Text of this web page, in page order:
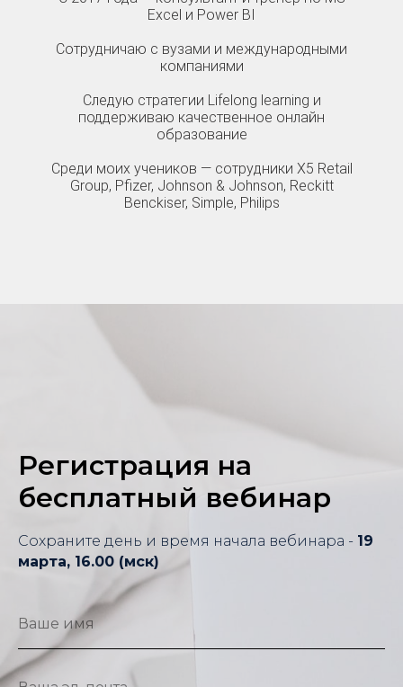
Excel и Power BI
Сотрудничаю с вузами и международными
компаниями
Следую стратегии Lifelong learning и
поддерживаю качественное онлайн
образование
Среди моих учеников — сотрудники X5 Retail
Group, Pfizer, Johnson & Johnson, Reckitt
Benckiser, Simple, Philips
Регистрация на
бесплатный вебинар
Сохраните день и время начала вебинара - 19
марта, 16.00 (мск)